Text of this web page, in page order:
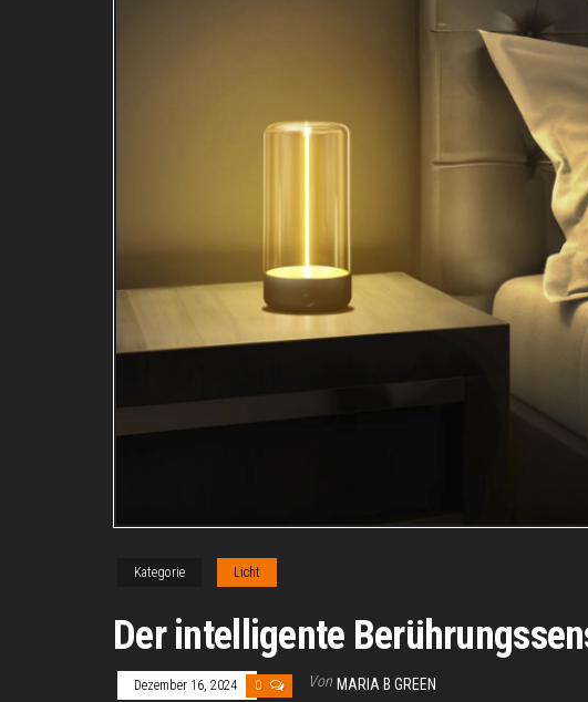
Kategorie Licht
Der intelligente
Dezember 16, 2024 0 Von MARIA B GREEN